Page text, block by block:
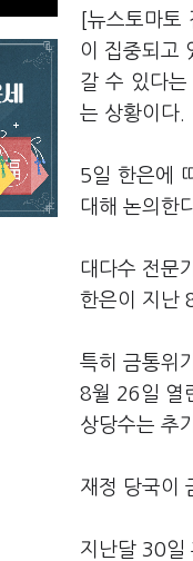
[뉴스토마토
이 집중되고
갈 수 있다
는 상황이다.
5일 한은에
대해 논의한
대다수 전문
한은이 지난
특히 금통위
8월 26일 열
상당수는 추
재정 당국이
지난달 30일